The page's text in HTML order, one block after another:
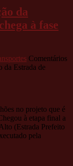
da
à fase
Comentários
da Estrada de
no projeto que é
à etapa final a
(Estrada Prefeito
pela